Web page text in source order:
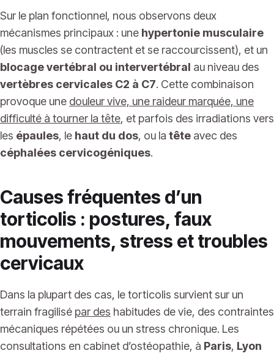
Sur le plan fonctionnel, nous observons deux
mécanismes principaux : une hypertonie musculaire
(les muscles se contractent et se raccourcissent), et un
blocage vertébral ou intervertébral au niveau des
vertèbres cervicales C2 à C7. Cette combinaison
provoque une douleur vive, une raideur marquée, une
difficulté à tourner la tête, et parfois des irradiations vers
les épaules, le haut du dos, ou la tête avec des
céphalées cervicogéniques.
Causes fréquentes d’un
torticolis : postures, faux
mouvements, stress et troubles
cervicaux
Dans la plupart des cas, le torticolis survient sur un
terrain fragilisé par des habitudes de vie, des contraintes
mécaniques répétées ou un stress chronique. Les
consultations en cabinet d’ostéopathie, à Paris, Lyon